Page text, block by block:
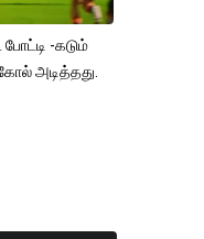
-கடும்
அடித்தது.